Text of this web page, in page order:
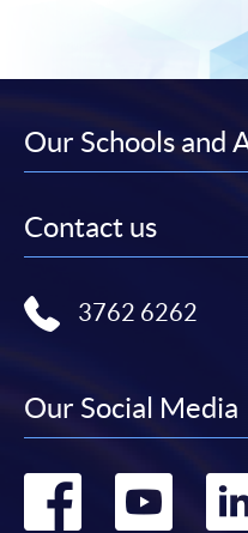
Our Schools and
Contact us
3762 6262
Our Social Media
Go Go